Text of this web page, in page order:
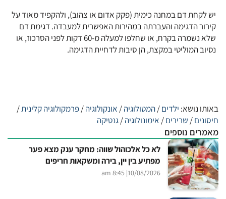
יש לקחת דם במחנה כימית (פקק אדום או צהוב), ולהקפיד מאוד על
קירור הדגימה והעברתה במהירות האפשרית למעבדה. דגימת דם
שלא נשמרה בקרח, או שחלפו למעלה מ-60 דקות לפני הסרכוז, או
נסיוב המוליטי במקצת, הן סיבות לדחיית הדגימה.
באותו נושא: ילדים/המטולוגיה/ אונקולוגיה/פרמקולוגיה קלינית/
חיסונים/ שרירים/ אימונולוגיה/גנטיקה
מאמרים נוספים
לא כל אלכוהול שווה: מחקר ענק מצא פער
מפתיע בין יין, בירה ומשקאות חריפים
10/08/2026
| 8:45 am